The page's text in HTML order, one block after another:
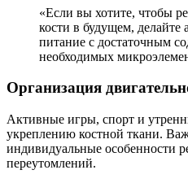
«Если вы хотите, чтобы
кости в будущем, делайте
питание с достаточным
необходимых
Организация
Активные игры, спорт и
укреплению костной ткани.
индивидуальные особенности
переутомлений.